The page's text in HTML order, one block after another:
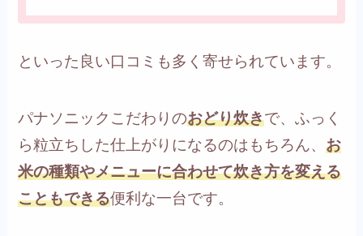
といった良い口コミも多く寄せられています。
パナソニックこだわりのおどり炊きで、ふっく
ら粒立ちした仕上がりになるのはもちろん、お
米の種類やメニューに合わせて炊き方を変える
こともできる便利な一台です。